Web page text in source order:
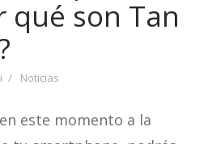
qué son Tan
Noticias
este momento a la